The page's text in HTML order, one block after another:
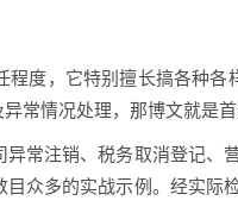
度，它特别擅长搞各种各
常情况处理，那博文就是首
常注销、税务取消登记、
众多的实战示例。经实际